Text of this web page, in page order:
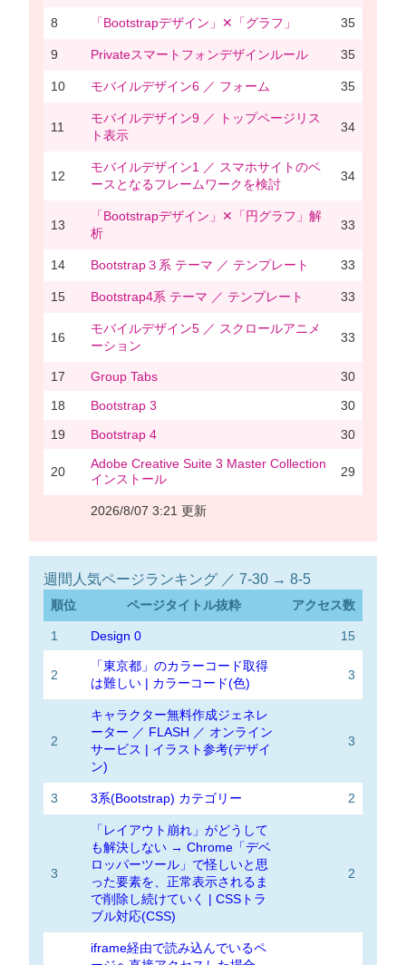
8 「Bootstrapデザイン」✕「グラフ」 35
9 Privateスマートフォンデザインルール 35
10 モバイルデザイン6 ／ フォーム 35
11
モバイルデザイン9 ／ トップページリス
ト表示
34
12
モバイルデザイン1 ／ スマホサイトのベ
ースとなるフレームワークを検討
34
13
「Bootstrapデザイン」✕「円グラフ」解
析
33
14 Bootstrap３系 テーマ ／ テンプレート 33
15 Bootstrap4系 テーマ ／ テンプレート 33
16
モバイルデザイン5 ／ スクロールアニメ
ーション
33
17 Group Tabs
30
18
Bootstrap 3
30
19
Bootstrap 4 30
20
Adobe Creative Suite 3 Master Collection
インストール
29
2026/8/07 3:21 更新
週間人気ページランキング ／ 7-30 → 8-5
順位 ページタイトル抜粋 アクセス数
1 Design 0 15
2
「東京都」のカラーコード取得
は難しい | カラーコード(色)
3
2
キャラクター無料作成ジェネレ
ーター ／ FLASH ／ オンライン
サービス | イラスト参考(デザイ
ン)
3
3 3系(Bootstrap) カテゴリー 2
3
「レイアウト崩れ」がどうして
も解決しない → Chrome「デベ
ロッパーツール」で怪しいと思
った要素を、正常表示されるま
で削除し続けていく | CSSトラ
ブル対応(CSS)
2
iframe経由で読み込んでいるペ